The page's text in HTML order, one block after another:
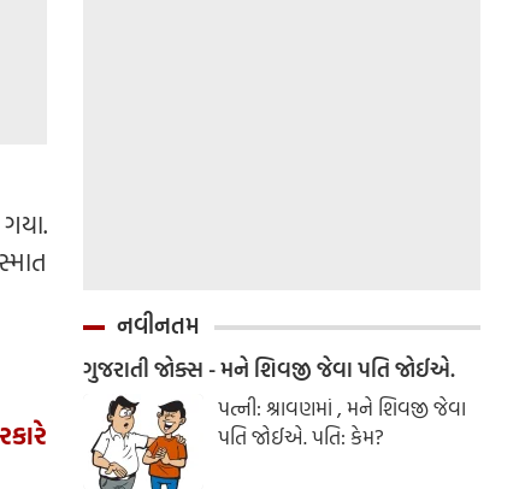
નવીનતમ
ગુજરાતી જોક્સ - મને શિવજી જેવા પતિ જોઈએ.
પત્ની: શ્રાવણમાં , મને શિવજી જેવા
પતિ જોઈએ. પતિ: કેમ?